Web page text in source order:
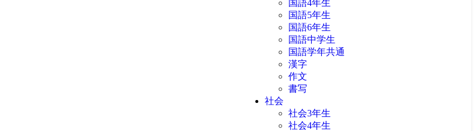
国語4年生
国語5年生
国語6年生
国語中学生
国語学年共通
漢字
作文
書写
社会
社会3年生
社会4年生